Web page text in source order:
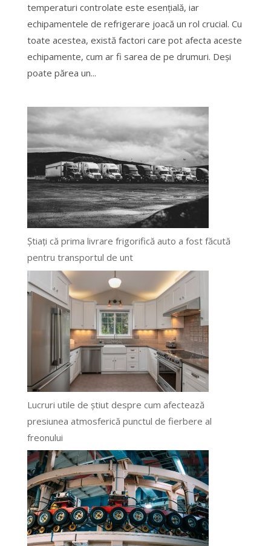
temperaturi controlate este esențială, iar
echipamentele de refrigerare joacă un rol crucial. Cu
toate acestea, există factori care pot afecta aceste
echipamente, cum ar fi sarea de pe drumuri. Deși
poate părea un...
Știați că prima livrare frigorifică auto a fost făcută
pentru transportul de unt
Lucruri utile de știut despre cum afectează
presiunea atmosferică punctul de fierbere al
freonului